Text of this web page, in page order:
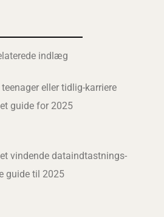
indlæg
eller tidlig-karriere
guide for 2025
vindende dataindtastnings-
guide til 2025